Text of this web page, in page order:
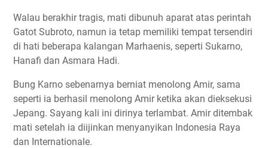
Walau berakhir tragis, mati dibunuh aparat atas perintah
Gatot Subroto, namun ia tetap memiliki tempat tersendiri
di hati beberapa kalangan Marhaenis, seperti Sukarno,
Hanafi dan Asmara Hadi.
Bung Karno sebenarnya berniat menolong Amir, sama
seperti ia berhasil menolong Amir ketika akan dieksekusi
Jepang. Sayang kali ini dirinya terlambat. Amir ditembak
mati setelah ia diijinkan menyanyikan Indonesia Raya
dan Internationale.